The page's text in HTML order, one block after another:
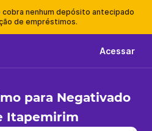
cobra nenhum depósito antecipado
de empréstimos.
Acessar
para Negativado
Itapemirim